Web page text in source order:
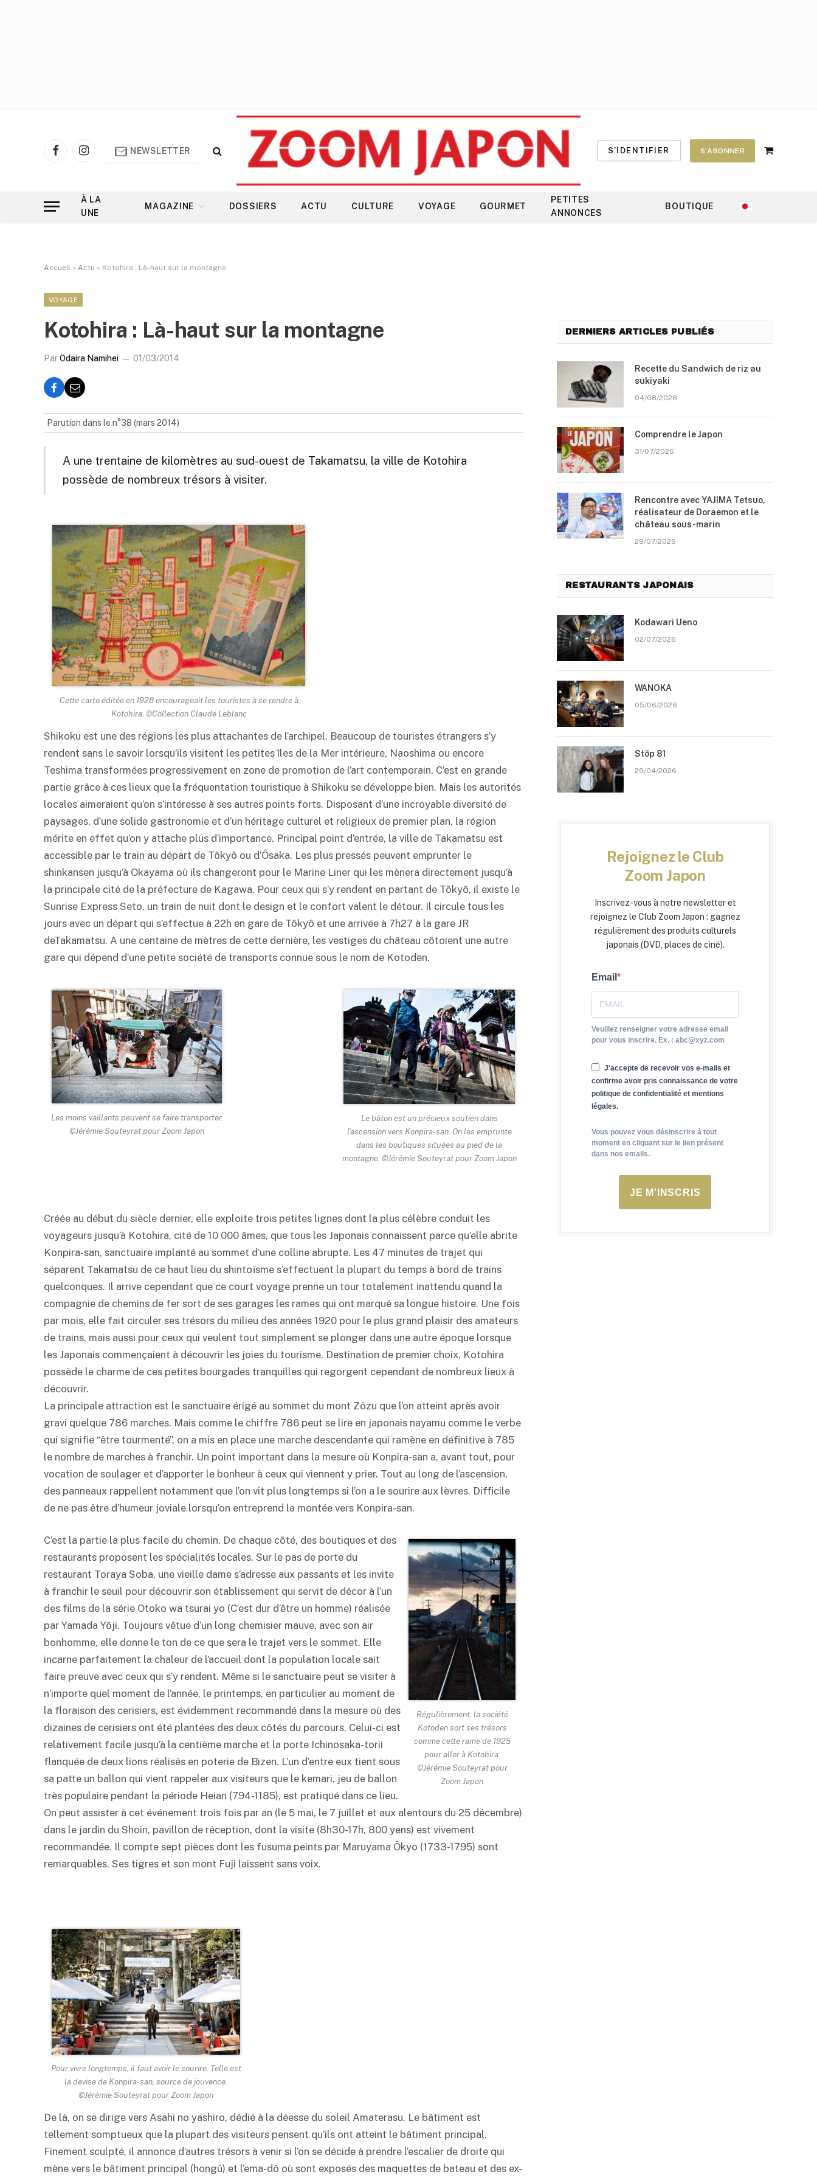
FacebookInstagram
NEWSLETTER S'IDENTIFIER S'ABONNER
Shopping
À LA
UNE
MAGAZINE DOSSIERS ACTU CULTURE VOYAGE GOURMET
PETITES
ANNONCES
BOUTIQUE
Accueil » Actu » Kotohira : Là-haut sur la montagne
VOYAGE
Kotohira : Là-haut sur la montagne
ParOdaira Namihei 01/03/2014
Parution dans le n°38 (mars 2014)
A une trentaine de kilomètres au sud-ouest de Takamatsu, la ville de Kotohira
possède de nombreux trésors à visiter.
Cette carte éditée en 1928 encourageait les touristes à se rendre à
Kotohira. ©Collection Claude Leblanc
Shikoku est une des régions les plus attachantes de l’archipel. Beaucoup de touristes étrangers s’y
rendent sans le savoir lorsqu’ils visitent les petites îles de la Mer intérieure, Naoshima ou encore
Teshima transformées progressivement en zone de promotion de l’art contemporain. C’est en grande
partie grâce à ces lieux que la fréquentation touristique à Shikoku se développe bien. Mais les autorités
locales aimeraient qu’on s’intéresse à ses autres points forts. Disposant d’une incroyable diversité de
paysages, d’une solide gastronomie et d’un héritage culturel et religieux de premier plan, la région
mérite en effet qu’on y attache plus d’importance. Principal point d’entrée, la ville de Takamatsu est
accessible par le train au départ de Tôkyô ou d’Ôsaka. Les plus pressés peuvent emprunter le
shinkansen jusqu’à Okayama où ils changeront pour le Marine Liner qui les mènera directement jusqu’à
la principale cité de la préfecture de Kagawa. Pour ceux qui s’y rendent en partant de Tôkyô, il existe le
Sunrise Express Seto, un train de nuit dont le design et le confort valent le détour. Il circule tous les
jours avec un départ qui s’effectue à 22h en gare de Tôkyô et une arrivée à 7h27 à la gare JR
deTakamatsu. A une centaine de mètres de cette dernière, les vestiges du château côtoient une autre
gare qui dépend d’une petite société de transports connue sous le nom de Kotoden.
Le bâton est un précieux soutien dans
l’ascension vers Konpira-san. On les emprunte
dans les boutiques situées au pied de la
montagne. ©Jérémie Souteyrat pour Zoom Japon
Les moins vaillants peuvent se faire transporter.
©Jérémie Souteyrat pour Zoom Japon
Créée au début du siècle dernier, elle exploite trois petites lignes dont la plus célèbre conduit les
voyageurs jusqu’à Kotohira, cité de 10 000 âmes, que tous les Japonais connaissent parce qu’elle abrite
Konpira-san, sanctuaire implanté au sommet d’une colline abrupte. Les 47 minutes de trajet qui
séparent Takamatsu de ce haut lieu du shintoïsme s’effectuent la plupart du temps à bord de trains
quelconques. Il arrive cependant que ce court voyage prenne un tour totalement inattendu quand la
compagnie de chemins de fer sort de ses garages les rames qui ont marqué sa longue histoire. Une fois
par mois, elle fait circuler ses trésors du milieu des années 1920 pour le plus grand plaisir des amateurs
de trains, mais aussi pour ceux qui veulent tout simplement se plonger dans une autre époque lorsque
les Japonais commençaient à découvrir les joies du tourisme. Destination de premier choix, Kotohira
possède le charme de ces petites bourgades tranquilles qui regorgent cependant de nombreux lieux à
découvrir.
La principale attraction est le sanctuaire érigé au sommet du mont Zôzu que l’on atteint après avoir
gravi quelque 786 marches. Mais comme le chiffre 786 peut se lire en japonais nayamu comme le verbe
qui signifie “être tourmenté”, on a mis en place une marche descendante qui ramène en définitive à 785
le nombre de marches à franchir. Un point important dans la mesure où Konpira-san a, avant tout, pour
vocation de soulager et d’apporter le bonheur à ceux qui viennent y prier. Tout au long de l’ascension,
des panneaux rappellent notamment que l’on vit plus longtemps si l’on a le sourire aux lèvres. Difficile
de ne pas être d’humeur joviale lorsqu’on entreprend la montée vers Konpira-san.
Régulièrement, la société
Kotoden sort ses trésors
comme cette rame de 1925
pour aller à Kotohira.
©Jérémie Souteyrat pour
Zoom Japon
C’est la partie la plus facile du chemin. De chaque côté, des boutiques et des
restaurants proposent les spécialités locales. Sur le pas de porte du
restaurant Toraya Soba, une vieille dame s’adresse aux passants et les invite
à franchir le seuil pour découvrir son établissement qui servit de décor à l’un
des films de la série Otoko wa tsurai yo (C’est dur d’être un homme) réalisée
par Yamada Yôji. Toujours vêtue d’un long chemisier mauve, avec son air
bonhomme, elle donne le ton de ce que sera le trajet vers le sommet. Elle
incarne parfaitement la chaleur de l’accueil dont la population locale sait
faire preuve avec ceux qui s’y rendent. Même si le sanctuaire peut se visiter à
n’importe quel moment de l’année, le printemps, en particulier au moment de
la floraison des cerisiers, est évidemment recommandé dans la mesure où des
dizaines de cerisiers ont été plantées des deux côtés du parcours. Celui-ci est
relativement facile jusqu’à la centième marche et la porte Ichinosaka-torii
flanquée de deux lions réalisés en poterie de Bizen. L’un d’entre eux tient sous
sa patte un ballon qui vient rappeler aux visiteurs que le kemari, jeu de ballon
très populaire pendant la période Heian (794-1185), est pratiqué dans ce lieu.
On peut assister à cet événement trois fois par an (le 5 mai, le 7 juillet et aux alentours du 25 décembre)
dans le jardin du Shoin, pavillon de réception, dont la visite (8h30-17h, 800 yens) est vivement
recommandée. Il compte sept pièces dont les fusuma peints par Maruyama Ôkyo (1733-1795) sont
remarquables. Ses tigres et son mont Fuji laissent sans voix.
Pour vivre longtemps, il faut avoir le sourire. Telle est
la devise de Konpira-san, source de jouvence.
©Jérémie Souteyrat pour Zoom Japon
De là, on se dirige vers Asahi no yashiro, dédié à la déesse du soleil Amaterasu. Le bâtiment est
tellement somptueux que la plupart des visiteurs pensent qu’ils ont atteint le bâtiment principal.
Finement sculpté, il annonce d’autres trésors à venir si l’on se décide à prendre l’escalier de droite qui
mène vers le bâtiment principal (hongû) et l’ema-dô où sont exposés des maquettes de bateau et des ex-
DERNIERS ARTICLES PUBLIÉS
Recette du Sandwich de riz au
sukiyaki
04/08/2026
Comprendre le Japon
31/07/2026
Rencontre avec YAJIMA Tetsuo,
réalisateur de Doraemon et le
château sous-marin
29/07/2026
RESTAURANTS JAPONAIS
Kodawari Ueno
02/07/2026
WANOKA
05/06/2026
Stōp 81
29/04/2026
Rejoignez le Club
Zoom Japon
Inscrivez-vous à notre newsletter et
rejoignez le Club Zoom Japon : gagnez
régulièrement des produits culturels
japonais (DVD, places de ciné).
Email
Veuillez renseigner votre adresse email
pour vous inscrire. Ex. : abc@xyz.com
J'accepte de recevoir vos e-mails et
confirme avoir pris connaissance de votre
politique de confidentialité et mentions
légales.
Vous pouvez vous désinscrire à tout
moment en cliquant sur le lien présent
dans nos emails.
JE M'INSCRIS